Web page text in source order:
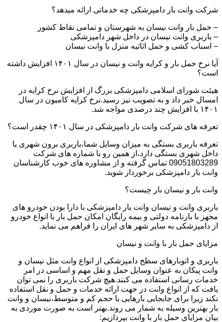
شرکت وانت بار دامپزشکی چه خدماتی ارائه میدهد؟
– حمل بار وانت نیسان به شهرستان و تمامی نقاط کشور
– باربری وانت نیسان در داخل شهر دامپزشکی
– اسباب کشی و حمل اثاثیه منزل با وانت نیسان
آیا نرخ حمل بار و کرایه وانت و نیسان در سال ۱۴۰۱ افزایش داشته
است؟
هیئت شورای اسلامی دامپزشکی بزرگ از افزایش نرخ کرایه در
امسال خبر داد و به تصویب نیز رسید.نرخ کرایه کامیون در سال
۱۴۰۱ با افزایش چند درصدی مواجه شد.
تعرفه های شرکت وانت بار دامپزشکی در سال ۱۴۰۱ چقدر است؟
تعرفه باربری بستگی به میزان وسایل شما،باربری برون شهری یا
داخل شهری بستگی دارد،از همین رو با شماره های شرکت
09051803289 تماس گرفته و از مشاوره های خوب کارشناسان
وانت بار دامپزشکی برخوردار شوید.
وانت بار و نیسان بار چیست؟
باربری وانت و نیسان وانت بار دامپزشکی با دارا بودن خودرو های
مجهز با بارنامه دولتی و بیمه رایگان امکان حمل بار با انواع خودرو
از دامپزشکی به سایر شهر های ایران را فراهم می نماید.
مزایای حمل بار با وانت و نیسان
باربری و اتوبارهای سطح دامپزشکی از انواع وانت مثل نیسان و
وانت پیکان به عنوان وسایل حمل و نقل مهم و اساسی در امر
خدمات رسانی استفاده می کنند.هیچ شرکت باربری را نمی توان
یافت که از انواع وانت در جهت ارائه خدمات و حمل و نقل استفاده
نکند زیرا برای جابجایی بارهایی با حجم کم و متوسط،نیسان و وانت
بار بهترین وسیله به شمار می روند.بهتر است به صورت موردی به
بیان مزایای حمل بار با وانت بپردازیم: